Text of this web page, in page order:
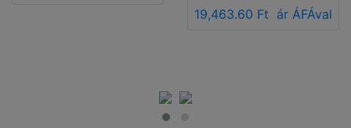
19,463.60 Ft ár ÁFÁval